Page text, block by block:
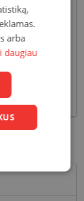
bei
medžiagų
Jums
išvaizdos
arba
daugiau